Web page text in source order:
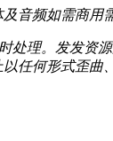
音频如需商用
处理。发发资
任何形式歪曲